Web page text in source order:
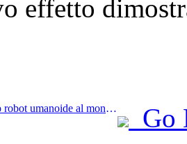
effetto
Prev:Svelato il primo robot umanoide al mondo specializzato nei servizi di ristorazione multi-scenario.
Go